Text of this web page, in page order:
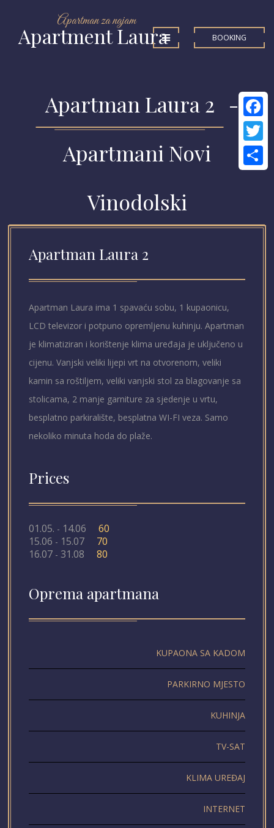
Apartment Laura
Apartman za najam
BOOKING
Apartman Laura 2 -
Apartmani Novi
Vinodolski
Apartman Laura 2
Apartman Laura ima 1 spavaću sobu, 1 kupaonicu,
LCD televizor i potpuno opremljenu kuhinju. Apartman
je klimatiziran i korištenje klima uređaja je uključeno u
cijenu. Vanjski veliki lijepi vrt na otvorenom, veliki
kamin sa roštiljem, veliki vanjski stol za blagovanje sa
stolicama, 2 manje garniture za sjedenje u vrtu,
besplatno parkiralište, besplatna WI-FI veza. Samo
nekoliko minuta hoda do plaže.
Prices
01.05. - 14.06
60
15.06 - 15.07
70
16.07 - 31.08 80
Oprema apartmana
KUPAONA SA KADOM
PARKIRNO MJESTO
KUHINJA
TV-SAT
KLIMA UREĐAJ
INTERNET
Twitter